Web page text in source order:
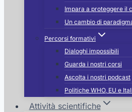
Impara a proteggere il
Un cambio di
Percorsi formativi
Dialoghi impossibili
Guarda i nostri corsi
Ascolta i nostri podcast
Politiche WHO, EU e
Attività scientifiche